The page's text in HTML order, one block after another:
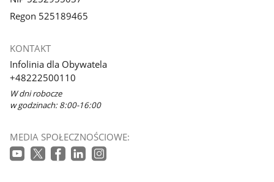
Regon 525189465
KONTAKT
Infolinia dla Obywatela
+48222500110
W dni robocze
w godzinach: 8:00-16:00
MEDIA SPOŁECZNOŚCIOWE: